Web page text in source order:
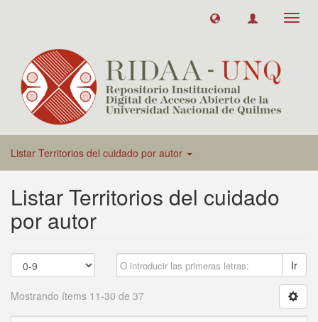
Listar Territorios del cuidado por autor
Listar Territorios del cuidado
por autor
Ir
Mostrando ítems 11-30 de 37